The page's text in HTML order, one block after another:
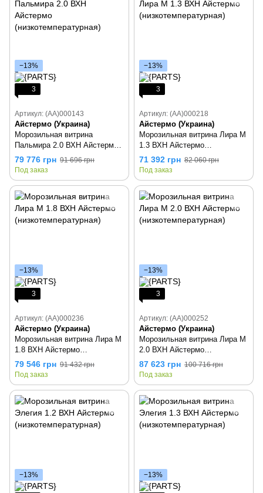
−13%
3
Артикул: (AA)000143
Айстермо (Украина)
Морозильная витрина
Пальмира 2.0 ВХН Айстермо
(низкотемпературная)
79 776 грн 91 696 грн
Под заказ
−13%
3
Артикул: (AA)000218
Айстермо (Украина)
Морозильная витрина Лира М
1.3 ВХН Айстермо
(низкотемпературная)
71 392 грн 82 060 грн
Под заказ
−13%
3
Артикул: (AA)000236
Айстермо (Украина)
Морозильная витрина Лира М
1.8 ВХН Айстермо
(низкотемпературная)
79 546 грн 91 432 грн
Под заказ
−13%
3
Артикул: (AA)000252
Айстермо (Украина)
Морозильная витрина Лира М
2.0 ВХН Айстермо
(низкотемпературная)
87 623 грн 100 716 грн
Под заказ
−13% −13%